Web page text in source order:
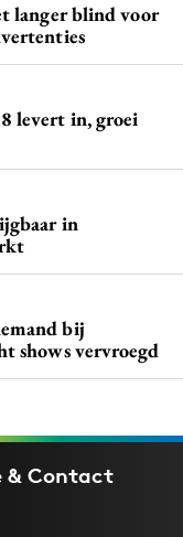
langer blind voor
levert in, groei
in
bij
shows vervroegd
& Contact